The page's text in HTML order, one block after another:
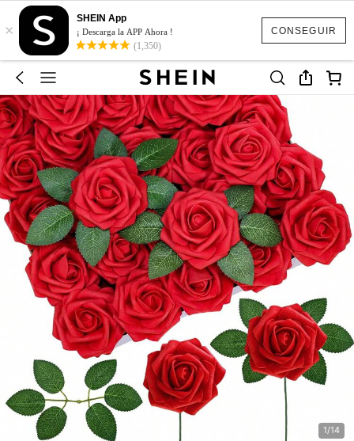
CONSEGUIR
×
SHEIN App
¡ Descarga la APP Ahora !
(1,350)
1/14